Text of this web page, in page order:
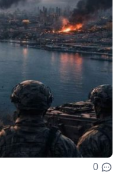
0